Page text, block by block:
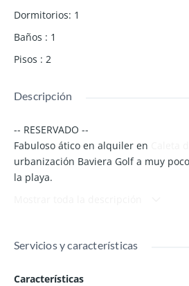
Dormitorios: 1
Baños : 1
Pisos : 2
Descripción
-- RESERVADO --
Fabuloso ático en alquiler en
urbanización Baviera Golf a muy
la playa.
Golf", lugar perfecto para la práctica
Servicios y características
Características